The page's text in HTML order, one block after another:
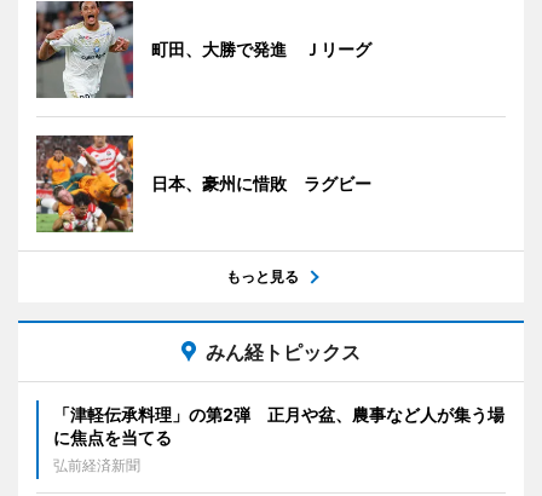
町田、大勝で発進 Ｊリーグ
日本、豪州に惜敗 ラグビー
もっと見る
みん経トピックス
「津軽伝承料理」の第2弾 正月や盆、農事など人が集う場
に焦点を当てる
弘前経済新聞